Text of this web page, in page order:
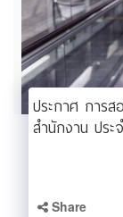
ประกาศ การส
สำนักงาน ปร
Share